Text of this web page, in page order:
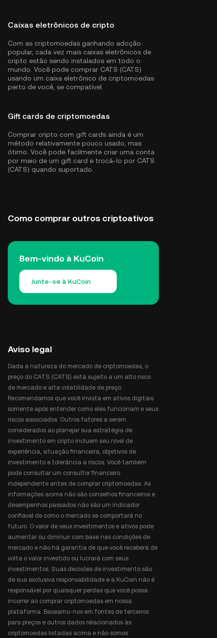
Caixas eletrônicos de cripto
Com as criptomoedas ganhando adoção
popular, cada vez mais caixas eletrônicos de
cripto estão sendo instalados em todo o
mundo. Você pode comprar CATS (CATS)
usando um caixa eletrônico de criptomoedas
perto de você, se compatível.
Gift cards de criptomoedas
Comprar cripto com gift cards ainda é um
método relativamente pouco usado, mas
ótimo. Você pode facilmente criar uma conta
por meio de um gift card e trocá-lo por CATS
(CATS) quando suportado.
Como comprar outros criptoativos
Bem-vindo à KuCoin
Junte-se à KuCoin
Aviso legal
Dada a natureza do mercado de criptomoedas, o
preço do CATS (CATS) está sujeito a um alto risco
de mercado e alta volatilidade de preço.
Recomendamos que você invista em ativos digitais
somente após entender como eles funcionam e seus
riscos associados. Outros fatores a serem
considerados ao planejar sua estratégia de
investimento em cripto incluem seu nível de
experiência, situação financeira, objetivos de
investimento e tolerância a riscos. Você também
pode consultar um consultor financeiro
independente antes de comprar criptomoedas. As
informações acima não são conselhos financeiros e
desempenhos passados não são um indicador
confiável de como o mercado se comportará no
futuro. O valor de seus investimentos e ativos pode
aumentar ou diminuir com base nas condições de
mercado e não há garantia de que você receberá de
volta o valor investido ou lucrará com seus
investimentos. Suas decisões de investimento são
de sua exclusiva responsabilidade e a KuCoin não é
responsável por quaisquer perdas que você possa
incorrer ao comprar criptomoedas em nossa
plataforma. Baseamo-nos em fontes de terceiros
para preços e outros dados relacionados às
criptomoedas listadas acima e não somos